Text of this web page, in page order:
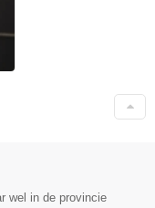
wel in de provincie